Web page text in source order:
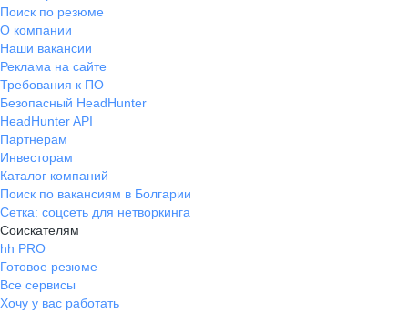
Поиск по резюме
О компании
Наши вакансии
Реклама на сайте
Требования к ПО
Безопасный HeadHunter
HeadHunter API
Партнерам
Инвесторам
Каталог компаний
Поиск по вакансиям в Болгарии
Сетка: соцсеть для нетворкинга
Соискателям
hh PRO
Готовое резюме
Все сервисы
Хочу у вас работать